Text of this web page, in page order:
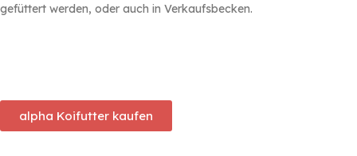
gefüttert werden, oder auch in Verkaufsbecken.
alpha Koifutter kaufen